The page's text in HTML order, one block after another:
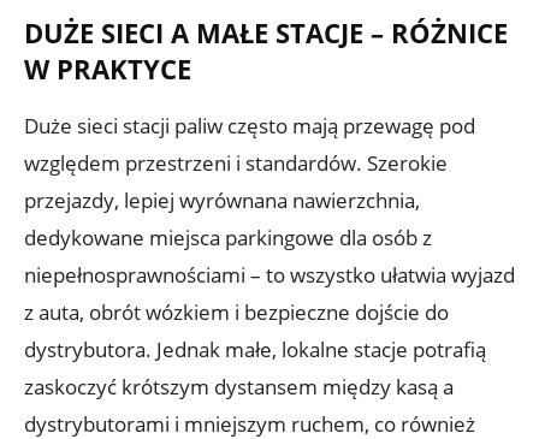
DUŻE SIECI A MAŁE STACJE – RÓŻNICE
W PRAKTYCE
Duże sieci stacji paliw często mają przewagę pod
względem przestrzeni i standardów. Szerokie
przejazdy, lepiej wyrównana nawierzchnia,
dedykowane miejsca parkingowe dla osób z
niepełnosprawnościami – to wszystko ułatwia wyjazd
z auta, obrót wózkiem i bezpieczne dojście do
dystrybutora. Jednak małe, lokalne stacje potrafią
zaskoczyć krótszym dystansem między kasą a
dystrybutorami i mniejszym ruchem, co również